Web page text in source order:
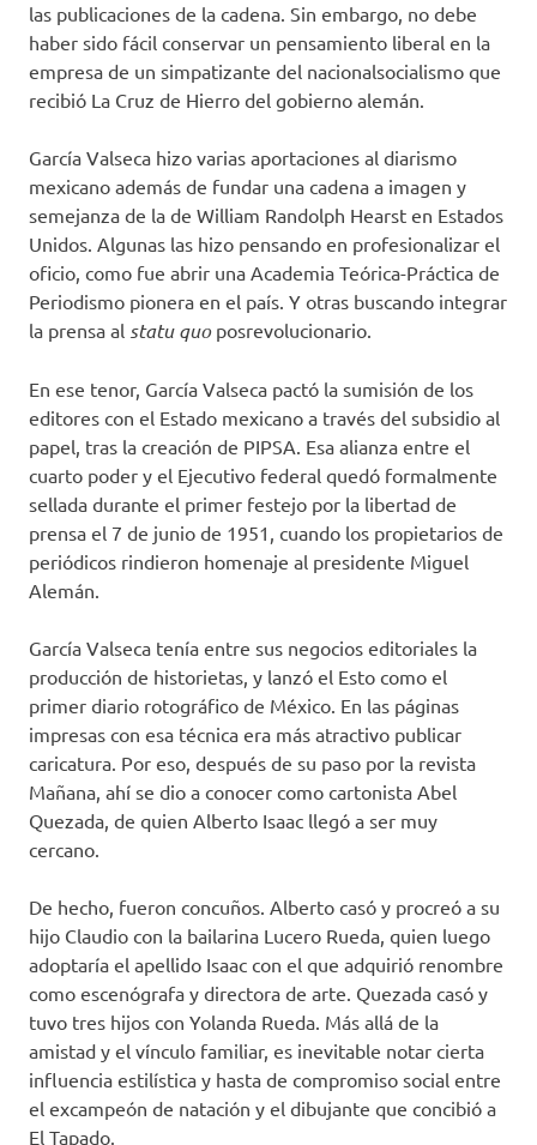
las publicaciones de la cadena. Sin embargo, no debe
haber sido fácil conservar un pensamiento liberal en la
empresa de un simpatizante del nacionalsocialismo que
recibió La Cruz de Hierro del gobierno alemán.
García Valseca hizo varias aportaciones al diarismo
mexicano además de fundar una cadena a imagen y
semejanza de la de William Randolph Hearst en Estados
Unidos. Algunas las hizo pensando en profesionalizar el
oficio, como fue abrir una Academia Teórica-Práctica de
Periodismo pionera en el país. Y otras buscando integrar
la prensa al statu quoposrevolucionario.
En ese tenor, García Valseca pactó la sumisión de los
editores con el Estado mexicano a través del subsidio al
papel, tras la creación de PIPSA. Esa alianza entre el
cuarto poder y el Ejecutivo federal quedó formalmente
sellada durante el primer festejo por la libertad de
prensa el 7 de junio de 1951, cuando los propietarios de
periódicos rindieron homenaje al presidente Miguel
Alemán.
García Valseca tenía entre sus negocios editoriales la
producción de historietas, y lanzó el Esto como el
primer diario rotográfico de México. En las páginas
impresas con esa técnica era más atractivo publicar
caricatura. Por eso, después de su paso por la revista
Mañana, ahí se dio a conocer como cartonista Abel
Quezada, de quien Alberto Isaac llegó a ser muy
cercano.
De hecho, fueron concuños. Alberto casó y procreó a su
hijo Claudio con la bailarina Lucero Rueda, quien luego
adoptaría el apellido Isaac con el que adquirió renombre
como escenógrafa y directora de arte. Quezada casó y
tuvo tres hijos con Yolanda Rueda. Más allá de la
amistad y el vínculo familiar, es inevitable notar cierta
influencia estilística y hasta de compromiso social entre
el excampeón de natación y el dibujante que concibió a
El Tapado.